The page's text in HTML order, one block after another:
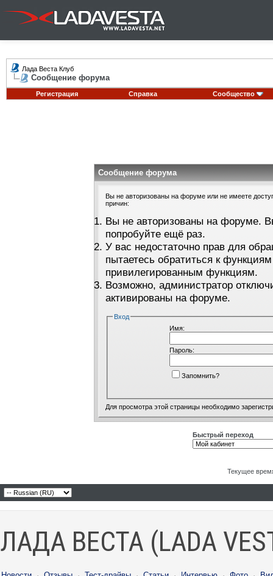
Лада Веста Клуб
Сообщение форума
Регистрация Справка Сообщество
Сообщение форума
Вы не авторизованы на форуме или не имеете
причин:
Вы не авторизованы на форуме.
попробуйте ещё раз.
У вас недостаточно прав для
пытаетесь обратиться к
привилегированным функциям.
Возможно, администратор
активированы на форуме.
Вход
Имя:
Пароль:
Запомнить?
Для просмотра этой страницы необходимо
Быстрый переход
Текущее
ЛАДА ВЕСТА (LADA